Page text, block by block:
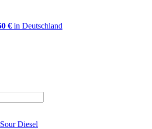
€ in Deutschland
Sour Diesel